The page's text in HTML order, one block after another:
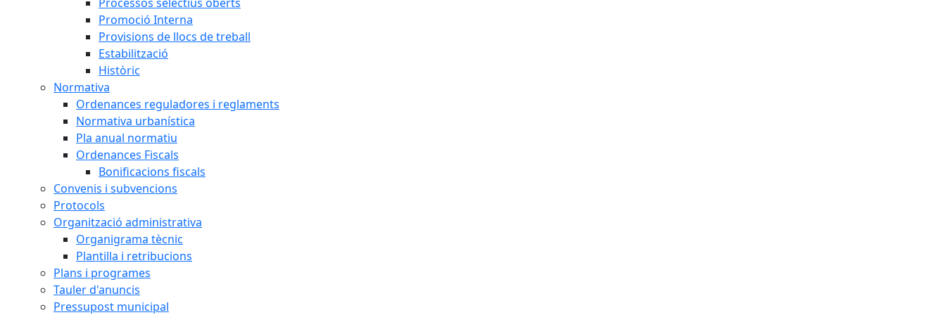
Promoció Interna
Provisions de llocs de treball
Estabilització
Històric
Normativa
Ordenances reguladores i reglaments
Normativa urbanística
Pla anual normatiu
Ordenances Fiscals
Bonificacions fiscals
Convenis i subvencions
Protocols
Organització administrativa
Organigrama tècnic
Plantilla i retribucions
Plans i programes
Tauler d'anuncis
Pressupost municipal